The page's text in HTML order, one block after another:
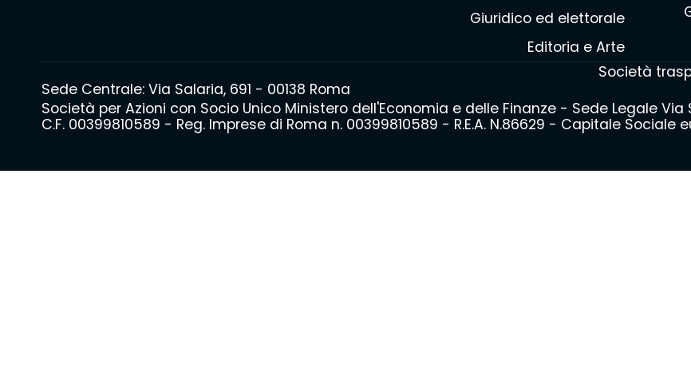
Giuridico ed elettorale
Editoria e Arte
Società
Sede Centrale: Via Salaria, 691 - 00138 Roma
Società per Azioni con Socio Unico Ministero dell'Economia e delle Finanze - Sede Legale Via
C.F. 00399810589 - Reg. Imprese di Roma n. 00399810589 - R.E.A. N.86629 - Capitale Sociale